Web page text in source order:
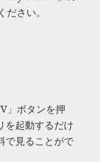
さい。
ボタンを押
を起動するだけ
で見ることがで